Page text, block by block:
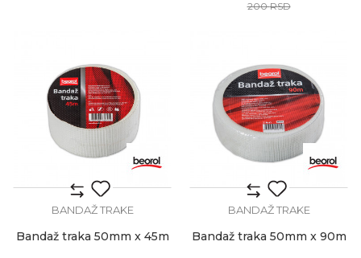
200RSD
BANDAŽ TRAKE
Bandaž traka 50mm x 45m
BANDAŽ TRAKE
Bandaž traka 50mm x 90m